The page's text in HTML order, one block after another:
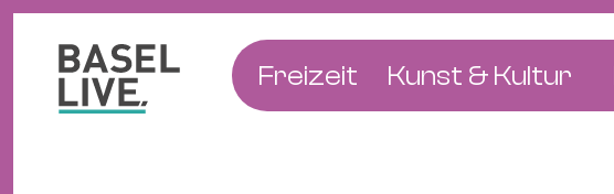
Freizeit Kunst & Kultur